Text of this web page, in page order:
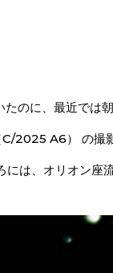
のに、 最近では
2025 A6） の撮
には、オリオン座